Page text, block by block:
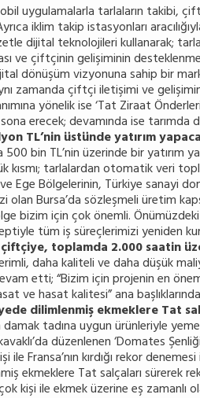
uygulamalarla tarlaların takibi,
iklim takip istasyonları
dijital teknolojileri kullanarak;
ve çiftçinin gelişiminin
dönüşüm vizyonuna sahip bir
zamanda çiftçi iletişimi ve
yönelik ise ‘Tat Ziraat
erecek; devamında ise tarımda
TL’nin üstünde yatırım
500 bin TL’nin üzerinde bir yatırım
kısmı; tarlalardan otomatik veri
Ege Bölgelerinin, Türkiye sanayi
olan Bursa’da sözleşmeli üretim
bizim için çok önemli.
tüm iş süreçlerimizi yeniden
çiftçiye, toplamda 2.000 saatin
daha kaliteli ve daha düşük
etti; “Bizim için projenin en
ve hasat kalitesi” ana
dilimlenmiş ekmeklere Tat
tadına uygun ürünleriyle
düzenlenen ‘Domates
ile Fransa’nın kırdığı rekor
ekmeklere Tat salçaları sürerek
kişi ile ekmek üzerine eş zamanlı